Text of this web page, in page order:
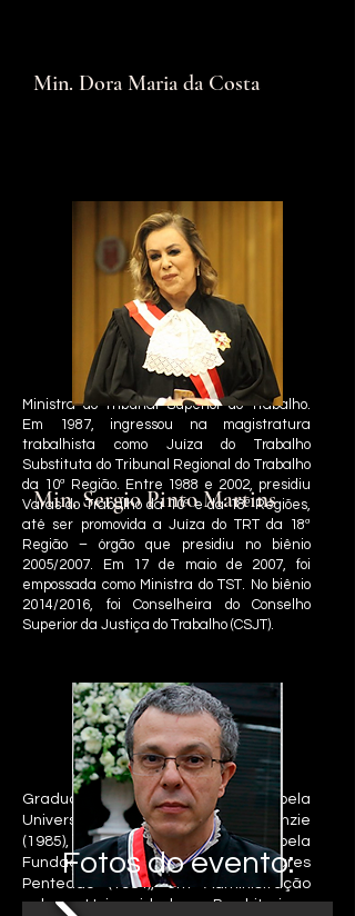
Min. Dora Maria da Costa
Ministra do Tribunal Superior do Trabalho.
Em 1987, ingressou na magistratura
trabalhista como Juíza do Trabalho
Substituta do Tribunal Regional do Trabalho
da 10ª Região. Entre 1988 e 2002, presidiu
Varas do Trabalho da 10ª e da 18ª Regiões,
até ser promovida a Juíza do TRT da 18ª
Região – órgão que presidiu no biênio
2005/2007. Em 17 de maio de 2007, foi
empossada como Ministra do TST. No biênio
2014/2016, foi Conselheira do Conselho
Superior da Justiça do Trabalho (CSJT).
Min. Sergio Pinto Martins
Graduado em Direito pela
Universidade Presbiteriana Mackenzie
(1985), em Ciências Contábeis pela
Fundação Escola de Comércio Álvares
Penteado (1984), em Administração
pela Universidade Presbiteriana
Fotos do evento: